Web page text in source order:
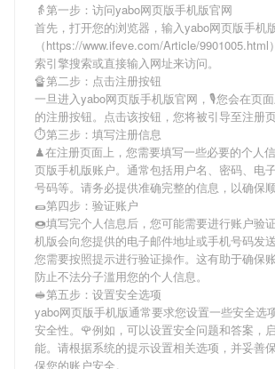
👵第一步：访问yabo网页版手机版官网
首先，打开您的浏览器，输入yabo网页版手机
（https://www.ifeve.com/Article/9901005.html
索引擎搜索或直接输入网址来访问。
🔏第二步：点击注册按钮
一旦进入yabo网页版手机版官网，🎙您会在页
的注册按钮。点击该按钮，您将被引导至注册页
⏱第三步：填写注册信息
♟在注册页面上，您需要填写一些必要的个人
页版手机版账户。通常包括用户名、密码、电
号码等。请务必提供准确完整的信息，以确保顺
🌯第四步：验证账户
🍩填写完个人信息后，您可能需要进行账户验证
机版会向您提供的电子邮件地址或手机号码发
您需要按照提示进行验证操作。这有助于确保
防止不法分子滥用您的个人信息。
🥪第五步：设置安全选项
yabo网页版手机版通常要求您设置一些安全选
安全性。🌹例如，可以设置安全问题和答案，
能。请根据系统的提示设置相关选项，并妥善
保您的账户安全。